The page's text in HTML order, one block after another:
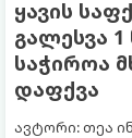
ყავის
გალესვა
საჭიროა
დაფქვა
ავტორი: თეა